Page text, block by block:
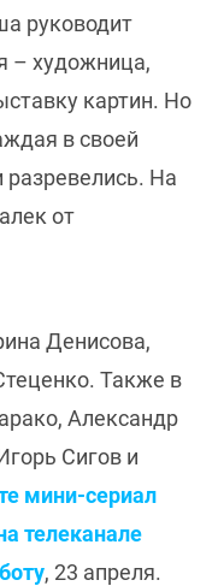
руководит
– художница,
картин. Но
в своей
разревелись. На
от
Денисова,
Также в
Александр
Сигов и
мини-сериал
телеканале
, 23 апреля.